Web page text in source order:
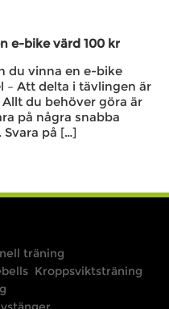
e-bike värd 100 kr
du vinna en e-bike
– Att delta i tävlingen är
du behöver göra är
på några snabba
Svara på […]
träning
Kroppsviktsträning